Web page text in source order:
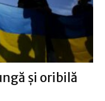
şi oribilă